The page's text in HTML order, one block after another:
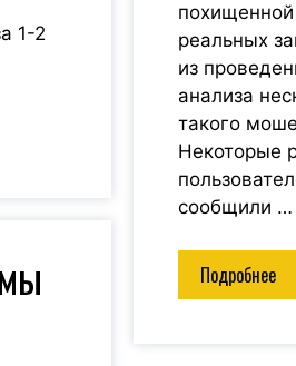
1-2
реальных
из
анализа
такого
Некоторые
сообщили …
Подробнее